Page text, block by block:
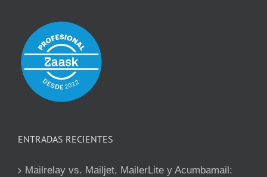
ENTRADAS RECIENTES
Mailrelay vs. Mailjet, MailerLite y Acumbamail: